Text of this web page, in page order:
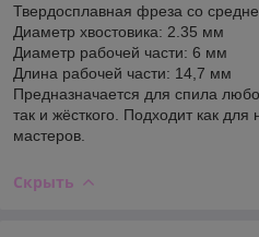
Твердосплавная фреза со
Диаметр хвостовика: 2.35 мм
Диаметр рабочей части: 6 мм
Длина рабочей части: 14,7 мм
Предназначается для спила
так и жёсткого. Подходит как
мастеров.
Скрыть